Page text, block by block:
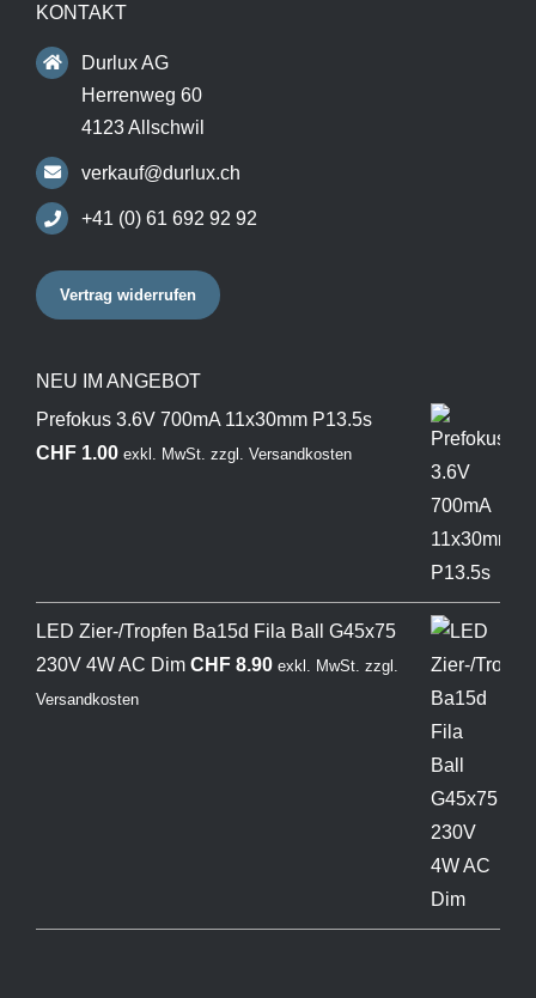
KONTAKT
Durlux AG
Herrenweg 60
4123 Allschwil
verkauf@durlux.ch
+41 (0) 61 692 92 92
Vertrag widerrufen
NEU IM ANGEBOT
Prefokus 3.6V 700mA 11x30mm P13.5s
CHF1.00 exkl. MwSt. zzgl. Versandkosten
LED Zier-/Tropfen Ba15d Fila Ball G45x75
230V 4W AC Dim CHF8.90 exkl. MwSt. zzgl.
Versandkosten